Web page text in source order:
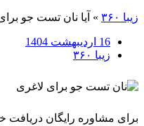
زیبا ۳۶۰ » آیا نان تست جو
16 اردیبهشت 1404
زیبا ۳۶۰
برای مشاوره رایگان دریافت